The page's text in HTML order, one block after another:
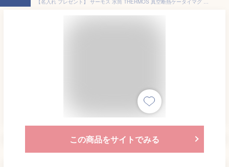
【名入れ プレゼント】 サーモス 水筒 THERMOS 真空断熱ケータイマグ JNL-S500 500ml 超軽量 食洗機対応 《マーク》 直飲み 名入れ無料 保冷保温 名入れ水筒 名入れケータイマグ オリジナル プレゼント 贈り物 子供 即日可 60代 50代 40代 誕生日プレゼント 熱中症対策
この商品をサイトでみる